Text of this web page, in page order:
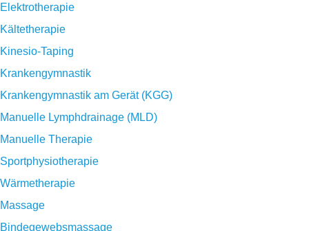
Elektrotherapie
Kältetherapie
Kinesio-Taping
Krankengymnastik
Krankengymnastik am Gerät (KGG)
Manuelle Lymphdrainage (MLD)
Manuelle Therapie
Sportphysiotherapie
Wärmetherapie
Massage
Bindegewebsmassage